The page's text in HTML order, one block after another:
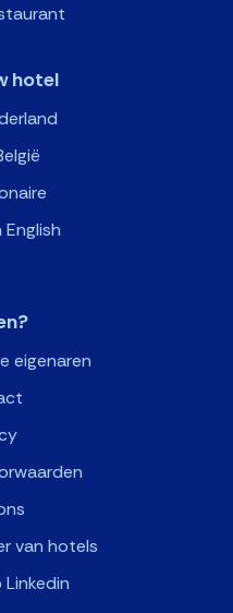
hotel
English
eigenaren
van hotels